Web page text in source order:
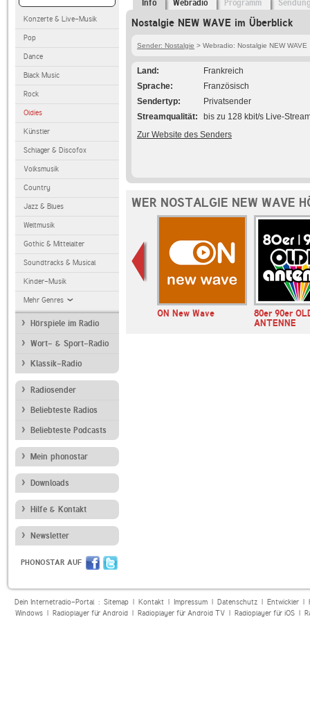
Konzerte & Live-Musik
Pop
Dance
Black Music
Rock
Oldies
Künstler
Schlager & Discofox
Volksmusik
Country
Jazz & Blues
Weltmusik
Gothic & Mittelalter
Soundtracks & Musical
Kinder-Musik
Mehr Genres
Hörspiele im Radio
Wort- & Sport-Radio
Klassik-Radio
Radiosender
Beliebteste Radios
Beliebteste Podcasts
Mein phonostar
Downloads
Hilfe & Kontakt
Newsletter
PHONOSTAR AUF
Info Webradio Programm
Nostalgie NEW WAVE im Überblick
Sender: Nostalgie > Webradio: Nostalgie NEW WAVE
Land
Frankreich
Sprache
Französisch
Sendertyp
Privatsender
Streamqualität
bis zu 128 kbit/s Live-
Zur Website des Senders
WER NOSTALGIE NEW WAVE
10-33 Ö1 ON New Wave
80er 90er
ANTENNE
Dein Internetradio-Portal : Sitemap| Kontakt| Impressum| Datenschutz| Entwickler|
Windows| Radioplayer für Android| Radioplayer für Android TV| Radioplayer für iOS|